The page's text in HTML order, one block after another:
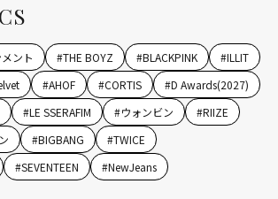
ント #THE BOYZ #BLACKPINK #ILLIT
#AHOF #CORTIS #D Awards(2027)
#LE SSERAFIM #ウォンビン #RIIZE
#BIGBANG #TWICE
#SEVENTEEN #NewJeans